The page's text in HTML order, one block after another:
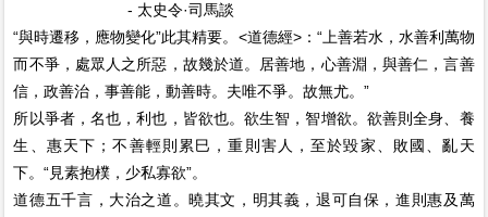
- 太史令·司馬談
“與時遷移，應物變化”此其精要。<道德經>：“上善若水，水善利萬物
而不爭，處眾人之所惡，故幾於道。居善地，心善淵，與善仁，言善
信，政善治，事善能，動善時。夫唯不爭。故無尤。”
所以爭者，名也，利也，皆欲也。欲生智，智增欲。欲善則全身、養
生、惠天下；不善輕則累巳，重則害人，至於毀家、敗國、亂天
下。“見素抱樸，少私寡欲”。
道德五千言，大治之道。曉其文，明其義，退可自保，進則惠及萬